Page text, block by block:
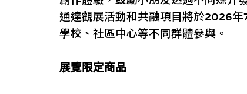
通達觀展活動和共融項目將於2026
學校、社區中心等不同群體參與。
展覽限定商品